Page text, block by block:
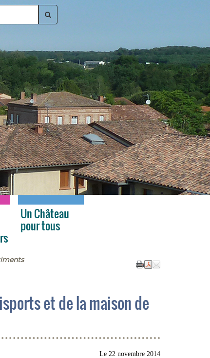
Un Château
pour tous
et de la maison de
Le 22 novembre 2014